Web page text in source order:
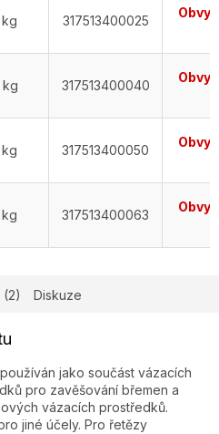
317513400025
317513400040
317513400050
317513400063
Diskuze
jako součást vázacích
pro zavěšování břemen a
vázacích prostředků.
jiné účely. Pro řetězy